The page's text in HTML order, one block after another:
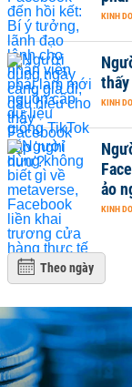
KINH
KINH
ảo
KINH
Theo ngày